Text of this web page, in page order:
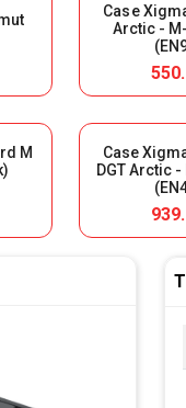
Case
Arctic -
M
Case
DGT Arctic